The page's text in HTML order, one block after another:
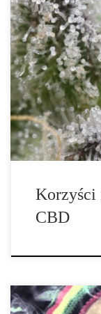
Oprócz
kolejnym
psychoaktywna, co
Jej właściwości
składnikiem w
posiada wiele
postaramy się
którykolwiek z
Korzyści
CBD